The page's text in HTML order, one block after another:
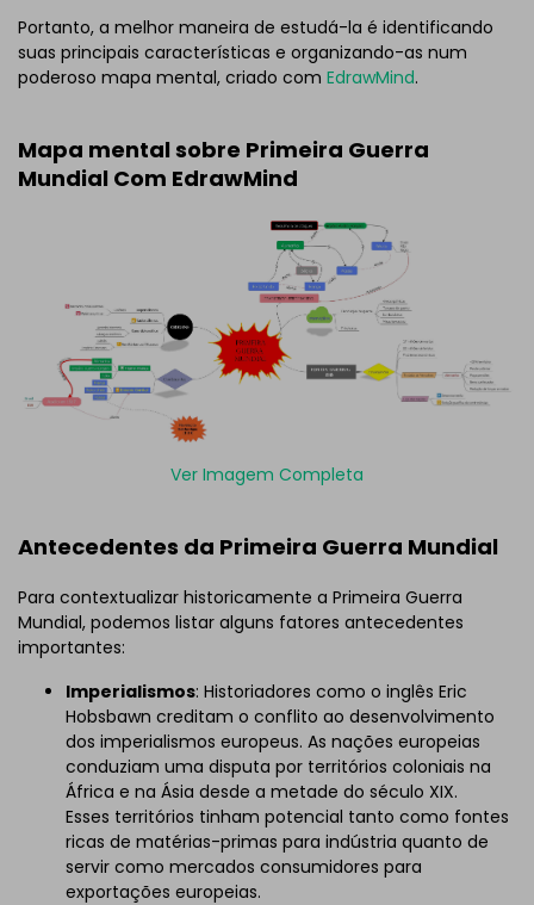
Portanto, a melhor maneira de estudá-la é identificando
suas principais características e organizando-as num
poderoso mapa mental, criado com EdrawMind.
Mapa mental sobre Primeira Guerra
Mundial Com EdrawMind
Ver Imagem Completa
Antecedentes da Primeira Guerra Mundial
Para contextualizar historicamente a Primeira Guerra
Mundial, podemos listar alguns fatores antecedentes
importantes:
Imperialismos: Historiadores como o inglês Eric
Hobsbawn creditam o conflito ao desenvolvimento
dos imperialismos europeus. As nações europeias
conduziam uma disputa por territórios coloniais na
África e na Ásia desde a metade do século XIX.
Esses territórios tinham potencial tanto como fontes
ricas de matérias-primas para indústria quanto de
servir como mercados consumidores para
exportações europeias.